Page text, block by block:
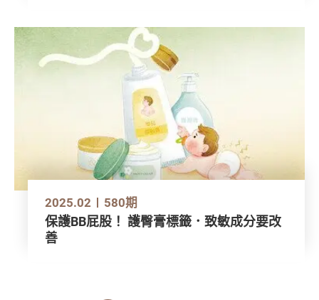
2025.02 580期
保護BB屁股！ 護臀膏標籤．致敏成分要改
善